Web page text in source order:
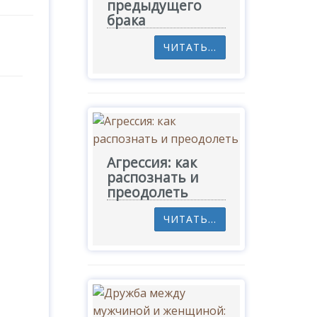
предыдущего
брака
ЧИТАТЬ...
Агрессия: как
распознать и
преодолеть
ЧИТАТЬ...